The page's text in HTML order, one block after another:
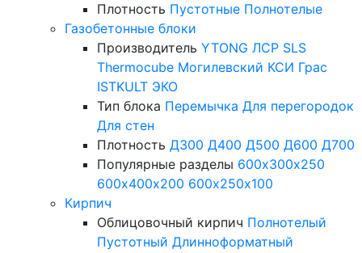
Плотность Пустотные Полнотелые
Газобетонные блоки
Производитель YTONG ЛСР SLS
Thermocube Могилевский КСИ Грас
ISTKULT ЭКО
Тип блока Перемычка Для перегородок
Для стен
Плотность Д300 Д400 Д500 Д600 Д700
Популярные разделы 600х300х250
600х400х200 600х250х100
Кирпич
Облицовочный кирпич Полнотелый
Пустотный Длинноформатный